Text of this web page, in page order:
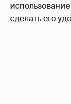
сделать его